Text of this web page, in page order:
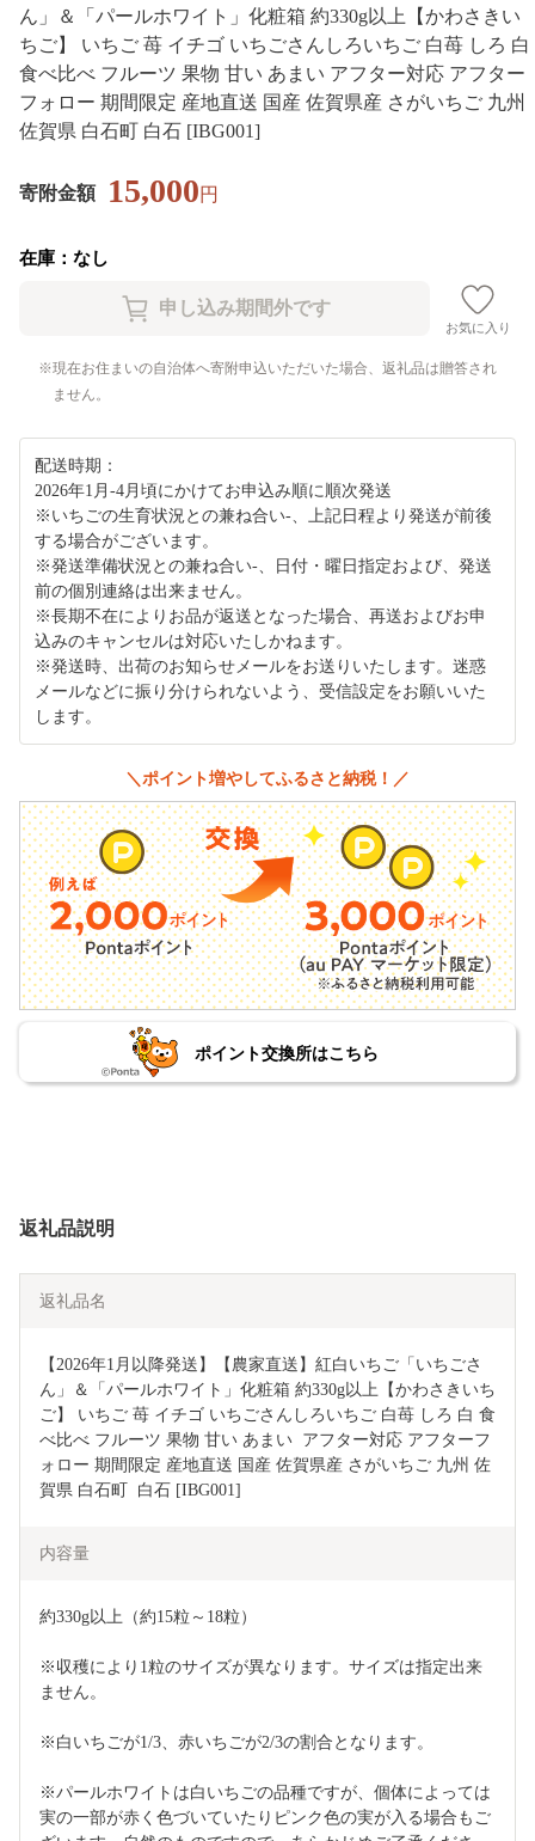
ん」＆「パールホワイト」化粧箱 約330g以上【かわさきい
ちご】 いちご 苺 イチゴ いちごさんしろいちご 白苺 しろ 白
食べ比べ フルーツ 果物 甘い あまい アフター対応 アフター
フォロー 期間限定 産地直送 国産 佐賀県産 さがいちご 九州
佐賀県 白石町 白石 [IBG001]
寄附金額 15,000円
在庫：なし
お気に入り
現在お住まいの自治体へ寄附申込いただいた場合、返礼品は贈答され
ません。
配送時期：
2026年1月-4月頃にかけてお申込み順に順次発送
※いちごの生育状況との兼ね合い-、上記日程より発送が前後
する場合がございます。
※発送準備状況との兼ね合い-、日付・曜日指定および、発送
前の個別連絡は出来ません。
※長期不在によりお品が返送となった場合、再送およびお申
込みのキャンセルは対応いたしかねます。
※発送時、出荷のお知らせメールをお送りいたします。迷惑
メールなどに振り分けられないよう、受信設定をお願いいた
します。
＼ポイント増やしてふるさと納税！／
ポイント交換所はこちら
返礼品説明
返礼品名
【2026年1月以降発送】【農家直送】紅白いちご「いちごさ
ん」＆「パールホワイト」化粧箱 約330g以上【かわさきいち
ご】 いちご 苺 イチゴ いちごさんしろいちご 白苺 しろ 白 食
べ比べ フルーツ 果物 甘い あまい  アフター対応 アフターフ
ォロー 期間限定 産地直送 国産 佐賀県産 さがいちご 九州 佐
賀県 白石町  白石 [IBG001]
内容量
約330g以上（約15粒～18粒）
※収穫により1粒のサイズが異なります。サイズは指定出来
ません。
※白いちごが1/3、赤いちごが2/3の割合となります。
※パールホワイトは白いちごの品種ですが、個体によっては
実の一部が赤く色づいていたりピンク色の実が入る場合もご